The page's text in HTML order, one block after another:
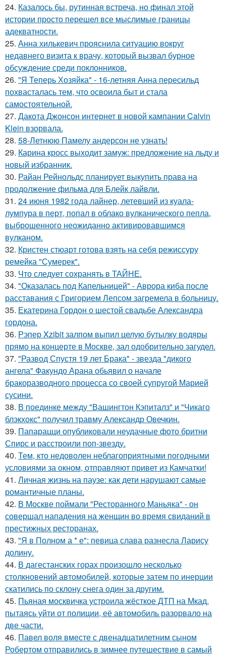
24. Казалось бы, рутинная встреча, но финал этой
истории просто перешел все мыслимые границы
адекватности.
25. Анна хилькевич прояснила ситуацию вокруг
недавнего визита к врачу, который вызвал бурное
обсуждение среди поклонников.
26. "Я Теперь Хозяйка" - 16-летняя Анна пересильд
похвасталась тем, что освоила быт и стала
самостоятельной.
27. Дакота Джонсон интернет в новой кампании Calvin
Klein взорвала.
28. 58-Летнюю Памелу андерсон не узнать!
29. Карина кросс выходит замуж: предложение на льду и
новый избранник.
30. Райан Рейнольдс планирует выкупить права на
продолжение фильма для Блейк лайвли.
31. 24 июня 1982 года лайнер, летевший из куала-
лумпура в перт, попал в облако вулканического пепла,
выброшенного неожиданно активировавшимся
вулканом.
32. Кристен стюарт готова взять на себя режиссуру
ремейка "Сумерек".
33. Что следует сохранять в ТАЙНЕ.
34. "Оказалась под Капельницей" - Аврора киба после
расставания с Григорием Лепсом загремела в больницу.
35. Екатерина Гордон о шестой свадьбе Александра
гордона.
36. Рэпер Xzibit залпом выпил целую бутылку водяры
прямо на концерте в Москве, зал одобрительно загудел.
37. "Развод Спустя 19 лет Брака" - звезда "дикого
ангела" Факундо Арана обьявил о начале
бракоразводного процесса со своей супругой Марией
сусини.
38. В поединке между "Вашингтон Кэпиталз" и "Чикаго
блэкхокс" получил травму Александр Овечкин.
39. Папарацци опубликовали неудачные фото бритни
Спирс и расстроили поп-звезду.
40. Тем, кто недоволен неблагоприятными погодными
условиями за окном, отправляют привет из Камчатки!
41. Личная жизнь на паузе: как дети нарушают самые
романтичные планы.
42. В Москве поймали "Ресторанного Маньяка" - он
совершал нападения на женщин во время свиданий в
престижных ресторанах.
43. "Я в Полном а * е": певица слава разнесла Ларису
долину.
44. В дагестанских горах произошло несколько
столкновений автомобилей, которые затем по инерции
скатились по склону снега один за другим.
45. Пьяная москвичка устроила жёсткое ДТП на Мкад,
пытаясь уйти от полиции, её автомобиль разорвало на
две части.
46. Павел воля вместе с двенадцатилетним сыном
Робертом отправились в зимнее путешествие в самый